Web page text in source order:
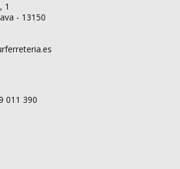
1
- 13150
011 390